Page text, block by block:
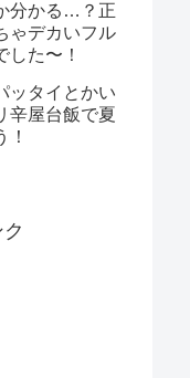
分かる…？正
ゃデカいフル
した〜！
ッタイとかい
辛屋台飯で夏
！